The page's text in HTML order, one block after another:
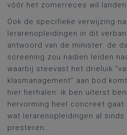
vóór het zomerreces wil landen.
Ook de specifieke verwijzing
lerarenopleidingen in dit
antwoord van de minister: de
screening zou nadien leiden
waarbij steevast het drieluik
klasmanagement” aan bod
hier herhalen: ik ben uiterst
hervorming heel concreet gaat
wat lerarenopleidingen al sinds
presteren…